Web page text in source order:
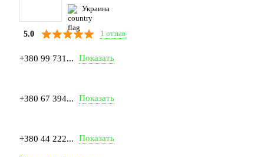
Украина
5.0 1 отзыв
+380 99 731... Показать
+380 67 394... Показать
+380 44 222... Показать